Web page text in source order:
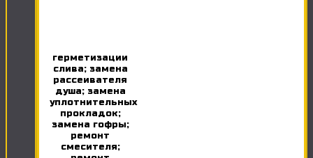
герметизации
слива; замена
рассеивателя
душа; замена
уплотнительных
прокладок;
замена гофры;
ремонт
смесителя;